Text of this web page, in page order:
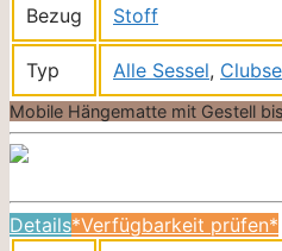
Bezug
Stoff
Typ Alle Sessel,
Mobile Hängematte mit Gestell
Details*Verfügbarkeit prüfen*